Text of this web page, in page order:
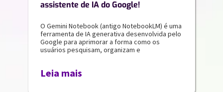
assistente de IA do Google!
O Gemini Notebook (antigo NotebookLM) é uma
ferramenta de IA generativa desenvolvida pelo
Google para aprimorar a forma como os
usuários pesquisam, organizam e
Leia mais